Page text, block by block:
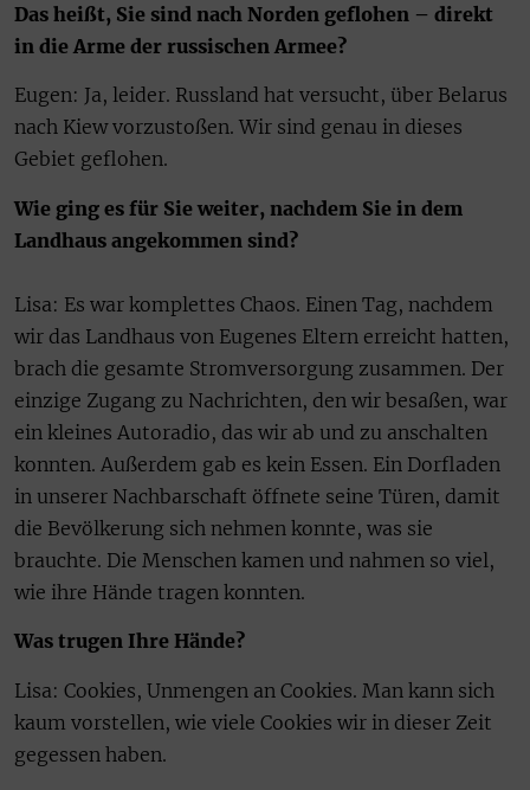
Das heißt, Sie sind nach Norden geflohen – direkt
in die Arme der russischen Armee?
Eugen: Ja, leider. Russland hat versucht, über Belarus
nach Kiew vorzustoßen. Wir sind genau in dieses
Gebiet geflohen.
Wie ging es für Sie weiter, nachdem Sie in dem
Landhaus angekommen sind?
Lisa: Es war komplettes Chaos. Einen Tag, nachdem
wir das Landhaus von Eugenes Eltern erreicht hatten,
brach die gesamte Stromversorgung zusammen. Der
einzige Zugang zu Nachrichten, den wir besaßen, war
ein kleines Autoradio, das wir ab und zu anschalten
konnten. Außerdem gab es kein Essen. Ein Dorfladen
in unserer Nachbarschaft öffnete seine Türen, damit
die Bevölkerung sich nehmen konnte, was sie
brauchte. Die Menschen kamen und nahmen so viel,
wie ihre Hände tragen konnten.
Was trugen Ihre Hände?
Lisa: Cookies, Unmengen an Cookies. Man kann sich
kaum vorstellen, wie viele Cookies wir in dieser Zeit
gegessen haben.